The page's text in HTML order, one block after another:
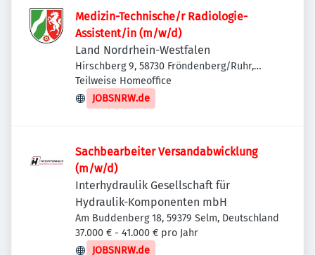
Medizin-Technische/r Radiologie-
Assistent/in (m/w/d)
Land Nordrhein-Westfalen
Hirschberg 9, 58730 Fröndenberg/Ruhr,
Deutschland
Teilweise Homeoffice
JOBSNRW.de
Sachbearbeiter Versandabwicklung
(m/w/d)
Interhydraulik Gesellschaft für
Hydraulik-Komponenten mbH
Am Buddenberg 18, 59379 Selm, Deutschland
37.000 € - 41.000 € pro Jahr
JOBSNRW.de